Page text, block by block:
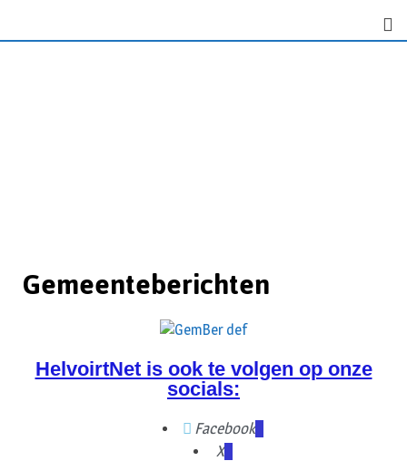
Gemeenteberichten
HelvoirtNet is ook te volgen op onze
socials:
Facebook
X